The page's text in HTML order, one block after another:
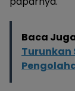
Baca
Turunkan